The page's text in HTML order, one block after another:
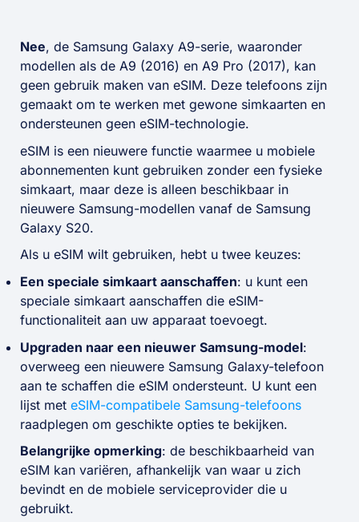
Nee, de Samsung Galaxy A9-serie, waaronder
modellen als de A9 (2016) en A9 Pro (2017), kan
geen gebruik maken van eSIM. Deze telefoons zijn
gemaakt om te werken met gewone simkaarten en
ondersteunen geen eSIM-technologie.
eSIM is een nieuwere functie waarmee u mobiele
abonnementen kunt gebruiken zonder een fysieke
simkaart, maar deze is alleen beschikbaar in
nieuwere Samsung-modellen vanaf de Samsung
Galaxy S20.
Als u eSIM wilt gebruiken, hebt u twee keuzes:
Een speciale simkaart aanschaffen: u kunt een
speciale simkaart aanschaffen die eSIM-
functionaliteit aan uw apparaat toevoegt.
Upgraden naar een nieuwer Samsung-model:
overweeg een nieuwere Samsung Galaxy-telefoon
aan te schaffen die eSIM ondersteunt. U kunt een
lijst met eSIM-compatibele Samsung-telefoons
raadplegen om geschikte opties te bekijken.
Belangrijke opmerking: de beschikbaarheid van
eSIM kan variëren, afhankelijk van waar u zich
bevindt en de mobiele serviceprovider die u
gebruikt.